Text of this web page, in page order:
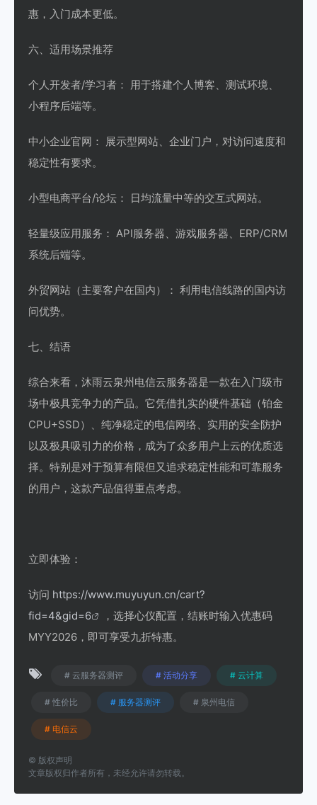
惠，入门成本更低。
六、适用场景推荐
个人开发者/学习者： 用于搭建个人博客、测试环境、
小程序后端等。
中小企业官网： 展示型网站、企业门户，对访问速度和
稳定性有要求。
小型电商平台/论坛： 日均流量中等的交互式网站。
轻量级应用服务： API服务器、游戏服务器、ERP/CRM
系统后端等。
外贸网站（主要客户在国内）： 利用电信线路的国内访
问优势。
七、结语
综合来看，沐雨云泉州电信云服务器是一款在入门级市
场中极具竞争力的产品。它凭借扎实的硬件基础（铂金
CPU+SSD）、纯净稳定的电信网络、实用的安全防护
以及极具吸引力的价格，成为了众多用户上云的优质选
择。特别是对于预算有限但又追求稳定性能和可靠服务
的用户，这款产品值得重点考虑。
立即体验：
访问 https://www.muyuyun.cn/cart?
fid=4&gid=6
，选择心仪配置，结账时输入优惠码
MYY2026，即可享受九折特惠。
# 云服务器测评 # 活动分享 # 云计算
# 性价比 # 服务器测评 # 泉州电信
# 电信云
© 版权声明
文章版权归作者所有，未经允许请勿转载。